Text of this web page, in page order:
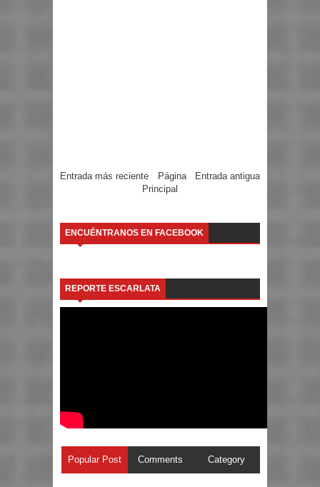
Entrada más reciente Entrada antigua
Página
Principal
ENCUÉNTRANOS EN FACEBOOK
REPORTE ESCARLATA
Popular Post Comments Category